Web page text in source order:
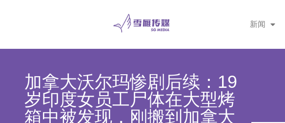
新闻
加拿大沃尔玛惨剧后续：19
岁印度女员工尸体在大型烤
箱中被发现，刚搬到加拿大